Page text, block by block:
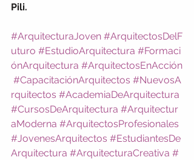
Pili.
#ArquitecturaJoven #ArquitectosDelF
uturo #EstudioArquitectura #Formaci
ónArquitectura #ArquitectosEnAcción
#CapacitaciónArquitectos #NuevosA
rquitectos #AcademiaDeArquitectura
#CursosDeArquitectura #Arquitectur
aModerna #ArquitectosProfesionales
#JovenesArquitectos #EstudiantesDe
Arquitectura #ArquitecturaCreativa #